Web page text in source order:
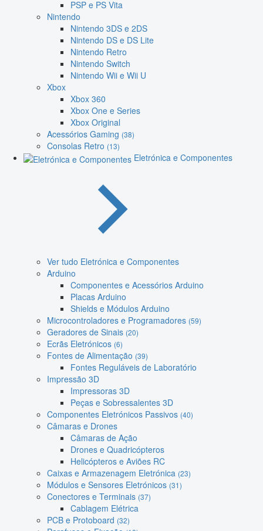
PSP e PS Vita
Nintendo
Nintendo 3DS e 2DS
Nintendo DS e DS Lite
Nintendo Retro
Nintendo Switch
Nintendo Wii e Wii U
Xbox
Xbox 360
Xbox One e Series
Xbox Original
Acessórios Gaming (38)
Consolas Retro (13)
Eletrónica e Componentes
Ver tudo Eletrónica e Componentes
Arduino
Componentes e Acessórios Arduino
Placas Arduino
Shields e Módulos Arduino
Microcontroladores e Programadores (59)
Geradores de Sinais (20)
Ecrãs Eletrónicos (6)
Fontes de Alimentação (39)
Fontes Reguláveis de Laboratório
Impressão 3D
Impressoras 3D
Peças e Sobressalentes 3D
Componentes Eletrónicos Passivos (40)
Câmaras e Drones
Câmaras de Ação
Drones e Quadricópteros
Helicópteros e Aviões RC
Caixas e Armazenagem Eletrónica (23)
Módulos e Sensores Eletrónicos (31)
Conectores e Terminais (37)
Cablagem Elétrica
PCB e Protoboard (32)